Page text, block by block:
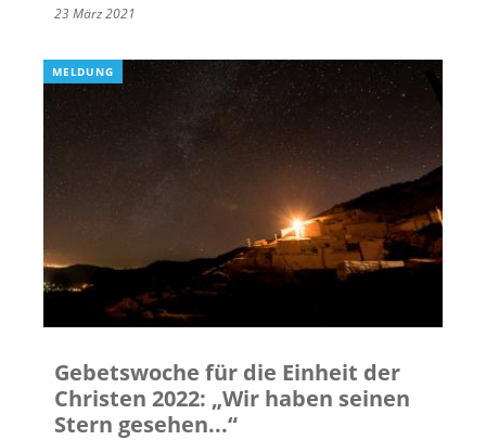
23 März 2021
MELDUNG
Gebetswoche für die Einheit der
Christen 2022: „Wir haben seinen
Stern gesehen...“